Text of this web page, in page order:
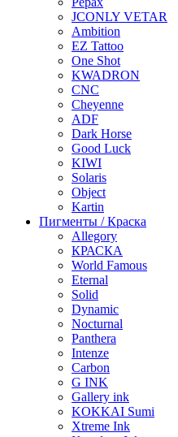
JCONLY VETAR
Ambition
EZ Tattoo
One Shot
KWADRON
CNC
Cheyenne
ADF
Dark Horse
Good Luck
KIWI
Solaris
Object
Kartin
Пигменты / Краска
Allegory
КРАСКА
World Famous
Eternal
Solid
Dynamic
Nocturnal
Panthera
Intenze
Carbon
G INK
Gallery ink
KOKKAI Sumi
Xtreme Ink